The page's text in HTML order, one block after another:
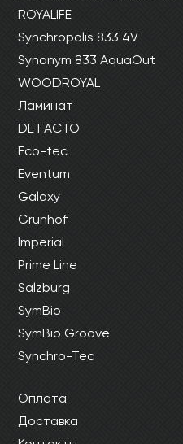
ROYALIFE
Synchropolis 833 4V
Synonym 833 AquaOut
WOODROYAL
Ламинат
DE FACTO
Eco-tec
Eventum
Galaxy
Grunhof
Imperial
Prime Line
Salzburg
SymBio
SymBio Groove
Synchro-Tec
Оплата
Доставка